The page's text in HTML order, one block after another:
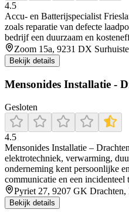
4.5
Accu‑ en Batterijspecialist
zoals reparatie van defecte
bedrijf een duurzaam en
Zoom 15a, 9231 DX
Bekijk details
Mensonides Installatie -
Gesloten
4.5
Mensonides Installatie –
elektrotechniek, verwarming,
onderneming kent persoonlijke
communicatie en een
Pyriet 27, 9207 GK Drachten,
Bekijk details